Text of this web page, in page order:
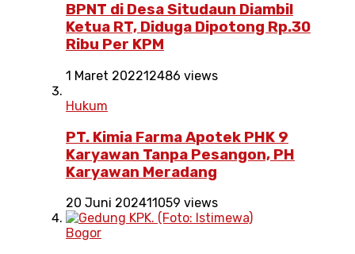
BPNT di Desa Situdaun Diambil
Ketua RT, Diduga Dipotong Rp.30
Ribu Per KPM
1 Maret 202212486 views
Hukum
PT. Kimia Farma Apotek PHK 9
Karyawan Tanpa Pesangon, PH
Karyawan Meradang
20 Juni 202411059 views
Bogor